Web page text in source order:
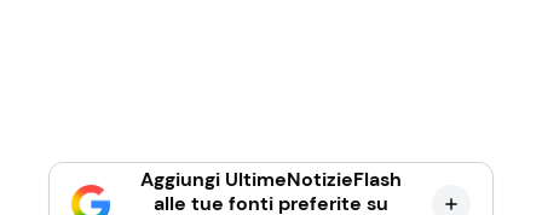
Aggiungi UltimeNotizieFlash
alle tue fonti preferite su